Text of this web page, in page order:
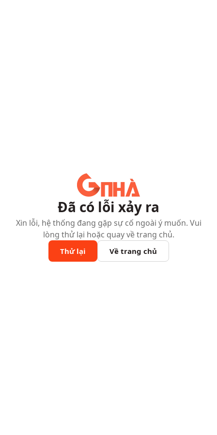
Đã có lỗi xảy ra
Xin lỗi, hệ thống đang gặp sự cố ngoài ý muốn. Vui
lòng thử lại hoặc quay về trang chủ.
Thử lại Về trang chủ